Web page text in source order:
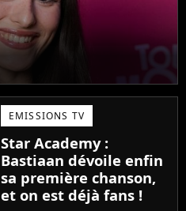
EMISSIONS TV
Star Academy :
Bastiaan dévoile enfin
sa première chanson,
et on est déjà fans !